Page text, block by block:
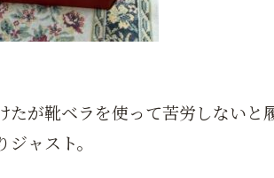
たが靴ベラを使って苦労しないと
ャスト。